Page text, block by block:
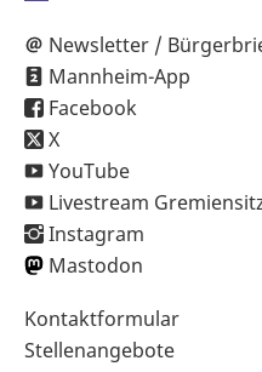
Newsletter /
Mannheim-App
Facebook
X
YouTube
Livestream
Instagram
Mastodon
Sekundärnavigation
im
Kontaktformular
Stellenangebote